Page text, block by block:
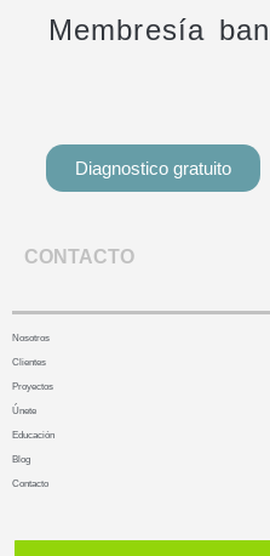
Membresía
Diagnostico gratuito
CONTACTO
Nosotros
Clientes
Proyectos
Únete
Educación
Blog
Contacto